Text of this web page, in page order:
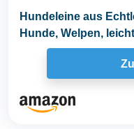
Hundeleine aus
Hunde, Welpen,